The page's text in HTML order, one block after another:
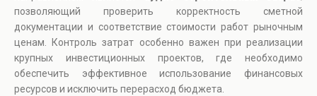
позволяющий проверить корректность сметной
документации и соответствие стоимости работ рыночным
ценам. Контроль затрат особенно важен при реализации
крупных инвестиционных проектов, где необходимо
обеспечить эффективное использование финансовых
ресурсов и исключить перерасход бюджета.